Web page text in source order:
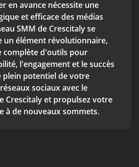
en avance nécessite une
et efficace des médias
SMM de Crescitaly se
un élément révolutionnaire,
complète d'outils pour
l'engagement et le succès
plein potentiel de votre
sociaux avec le
Crescitaly et propulsez votre
à de nouveaux sommets.